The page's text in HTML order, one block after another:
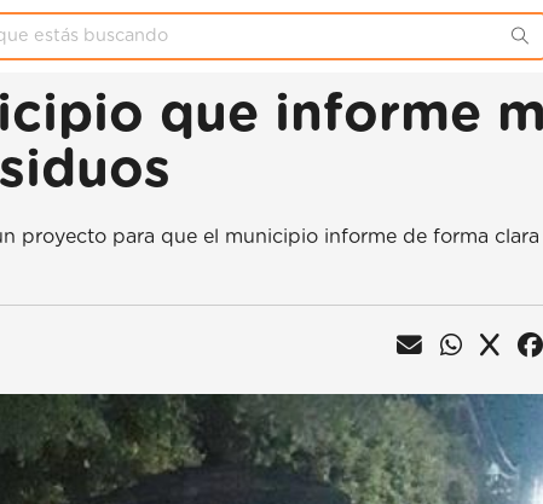
que informe
proyecto para que el municipio informe de forma